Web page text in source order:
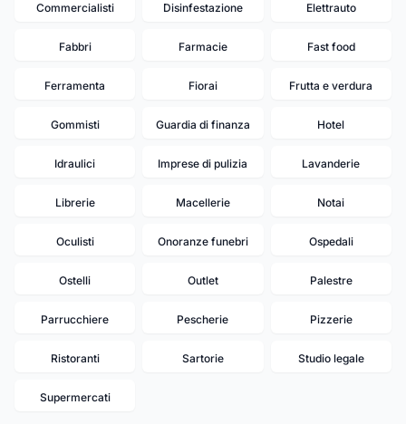
Commercialisti Disinfestazione Elettrauto
Fabbri Farmacie Fast food
Ferramenta Fiorai Frutta e verdura
Gommisti Guardia di finanza Hotel
Idraulici Imprese di pulizia Lavanderie
Librerie Macellerie Notai
Oculisti Onoranze funebri Ospedali
Ostelli Outlet Palestre
Parrucchiere Pescherie Pizzerie
Ristoranti Sartorie Studio legale
Supermercati